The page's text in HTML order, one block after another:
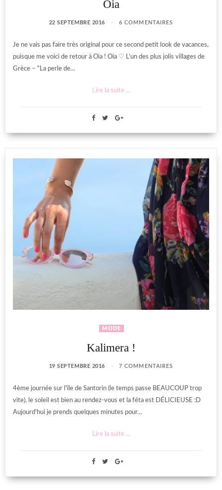
Oia
22 SEPTEMBRE 2016 6 COMMENTAIRES
Je ne vais pas faire très original pour ce second petit look de vacances,
puisque me voici de retour à Oia ! Oia ♡ L’un des plus jolis villages de
Grèce – “La perle de…
Lire la suite ...
MODE
Kalimera !
19 SEPTEMBRE 2016 7 COMMENTAIRES
4ème journée sur l’île de Santorin (le temps passe BEAUCOUP trop
vite), le soleil est bien au rendez-vous et la féta est DÉLICIEUSE :D
Aujourd’hui je prends quelques minutes pour…
Lire la suite ...